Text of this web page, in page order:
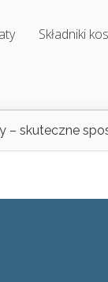
Składniki
– skuteczne